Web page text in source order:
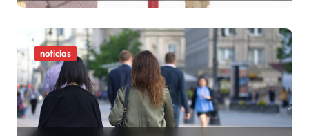
ilegalidad que te puede costar
la vida)
noticias